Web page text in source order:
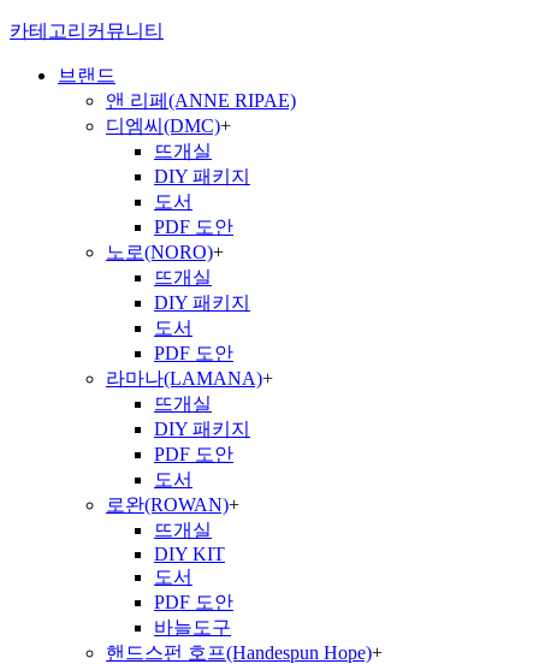
카테고리 커뮤니티
브랜드
앤 리페(ANNE RIPAE)
디엠씨(DMC)+
뜨개실
DIY 패키지
도서
PDF 도안
노로(NORO)+
뜨개실
DIY 패키지
도서
PDF 도안
라마나(LAMANA)+
뜨개실
DIY 패키지
PDF 도안
도서
로완(ROWAN)+
뜨개실
DIY KIT
도서
PDF 도안
바늘도구
핸드스펀 호프(Handespun Hope)+